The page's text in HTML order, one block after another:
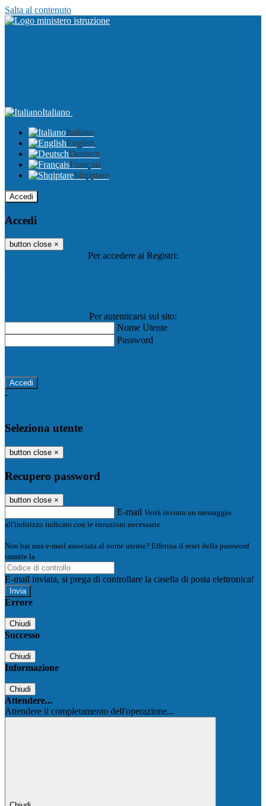
Salta al contenuto
Italiano
Italiano
English
Deutsch
Français
Shqiptare
Accedi
Accedi
button close ×
Per accedere ai Registri:
Per autenticarsi sul sito:
Nome Utente
Password
-
Seleziona utente
button close ×
Recupero password
button close ×
E-mail Verrà inviato un messaggio
all'indirizzo indicato con le istruzioni necessarie.
Non hai una e-mail associata al nome utente? Effettua il reset della password
tramite la
E-mail inviata, si prega di controllare la casella di posta elettronica!
Errore
Chiudi
Successo
Chiudi
Informazione
Chiudi
Attendere...
Attendere il completamento dell'operazione...